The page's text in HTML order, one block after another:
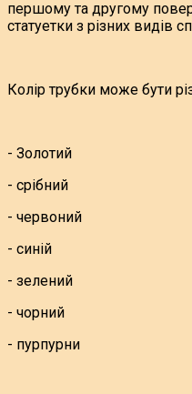
першому та другому
статуетки з різних видів
Колір трубки може бути
- Золотий
- срібний
- червоний
- синій
- зелений
- чорний
- пурпурни